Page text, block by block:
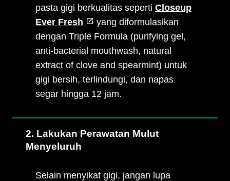
pasta gigi berkualitas seperti Closeup
Ever Fresh
yang diformulasikan
dengan Triple Formula (purifying gel,
anti-bacterial mouthwash, natural
extract of clove and spearmint) untuk
gigi bersih, terlindungi, dan napas
segar hingga 12 jam.
2. Lakukan Perawatan Mulut
Menyeluruh
Selain menyikat gigi, jangan lupa